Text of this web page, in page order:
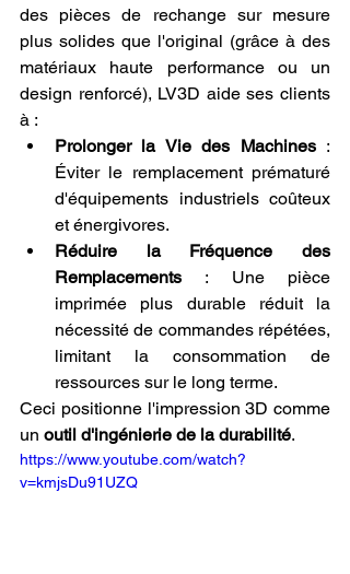
des pièces de rechange sur mesure
plus solides que l'original (grâce à des
matériaux haute performance ou un
design renforcé), LV3D aide ses clients
à :
Prolonger la Vie des Machines :
Éviter le remplacement prématuré
d'équipements industriels coûteux
et énergivores.
Réduire la Fréquence des
Remplacements : Une pièce
imprimée plus durable réduit la
nécessité de commandes répétées,
limitant la consommation de
ressources sur le long terme.
Ceci positionne l'impression 3D comme
un outil d'ingénierie de la durabilité.
https://www.youtube.com/watch?
v=kmjsDu91UZQ